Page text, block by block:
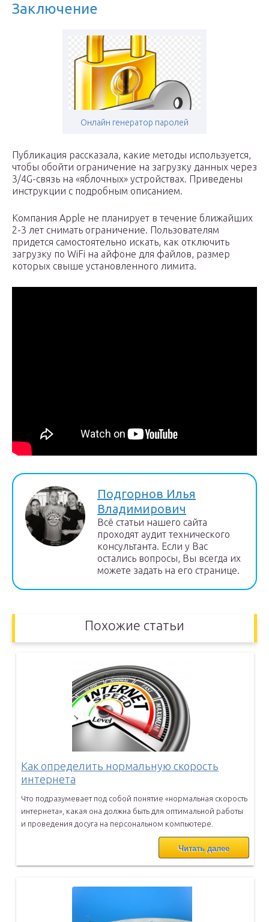
Заключение
Онлайн генератор паролей
Публикация рассказала, какие методы используется,
чтобы обойти ограничение на загрузку данных через
3/4G-связь на «яблочных» устройствах. Приведены
инструкции с подробным описанием.
Компания Apple не планирует в течение ближайших
2-3 лет снимать ограничение. Пользователям
придется самостоятельно искать, как отключить
загрузку по WiFi на айфоне для файлов, размер
которых свыше установленного лимита.
Подгорнов Илья
Владимирович
Всё статьи нашего сайта
проходят аудит технического
консультанта. Если у Вас
остались вопросы, Вы всегда их
можете задать на его странице.
Похожие статьи
Как определить нормальную скорость
интернета
Что подразумевает под собой понятие «нормальная скорость
интернета», какая она должна быть для оптимальной работы
и проведения досуга на персональном компьютере.
Читать далее